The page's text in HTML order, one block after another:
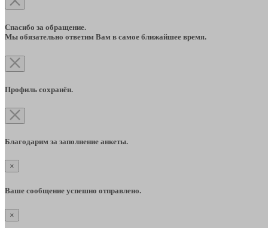
Спасибо за обращение.
Мы обязательно ответим Вам в самое ближайшее время.
Профиль сохранён.
Благодарим за заполнение анкеты.
×
Ваше сообщение успешно отправлено.
×